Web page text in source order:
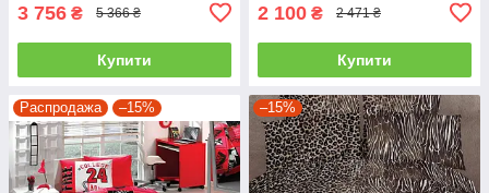
3 756 ₴ 5 366 ₴
Купити
2 100 ₴ 2 471 ₴
Купити
Распродажа –15% –15%